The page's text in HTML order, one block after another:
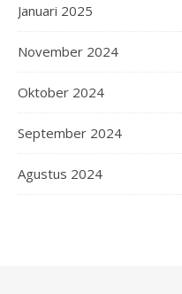
Januari 2025
November 2024
Oktober 2024
September 2024
Agustus 2024